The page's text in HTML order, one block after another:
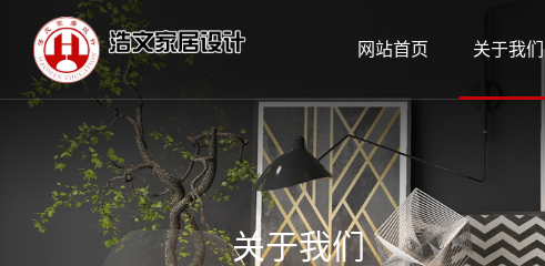
网站首页 关于我们
关于我们